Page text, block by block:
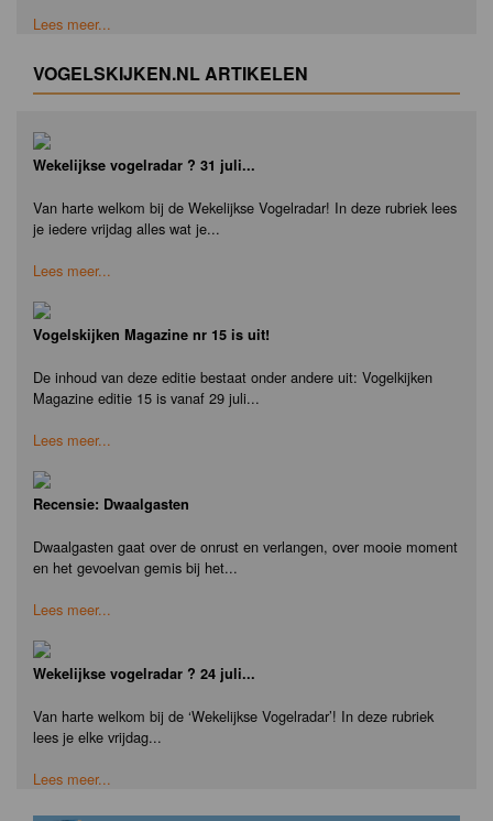
Lees meer...
VOGELSKIJKEN.NL ARTIKELEN
Wekelijkse vogelradar ? 31 juli...
Van harte welkom bij de Wekelijkse Vogelradar! In deze rubriek lees
je iedere vrijdag alles wat je...
Lees meer...
Vogelskijken Magazine nr 15 is uit!
De inhoud van deze editie bestaat onder andere uit: Vogelkijken
Magazine editie 15 is vanaf 29 juli...
Lees meer...
Recensie: Dwaalgasten
Dwaalgasten gaat over de onrust en verlangen, over mooie moment
en het gevoelvan gemis bij het...
Lees meer...
Wekelijkse vogelradar ? 24 juli...
Van harte welkom bij de ‘Wekelijkse Vogelradar’! In deze rubriek
lees je elke vrijdag...
Lees meer...